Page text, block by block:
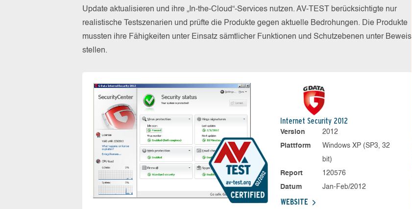
Update aktualisieren und ihre „In-the-Cloud“-Services nutzen. AV-TEST berücksichtigte nur
realistische Testszenarien und prüfte die Produkte gegen aktuelle Bedrohungen. Die Produkte
mussten ihre Fähigkeiten unter Einsatz sämtlicher Funktionen und Schutzebenen unter Beweis
stellen.
Internet Security 2012
Version
2012
Plattform
Windows XP (SP3, 32
bit)
Report
120576
Datum
Jan-Feb/2012
WEBSITE